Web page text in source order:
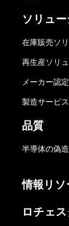
ソリュ
在庫販売ソ
再生産ソリ
メーカー認
製造サービス
品質
半導体の偽
情報リソ
ロチェ